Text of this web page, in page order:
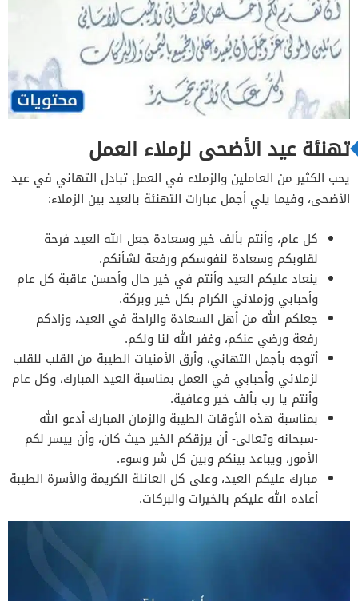
تهنئة عيد الأضحى لزملاء العمل
يحب الكثير من العاملين والزملاء في العمل تبادل التهاني في عيد
الأضحى، وفيما يلي أجمل عبارات التهنئة بالعيد بين الزملاء:
كل عام، وأنتم بألف خير وسعادة جعل الله العيد فرحة
لقلوبكم وسعادة لنفوسكم ورفعة لشأنكم.
ينعاد عليكم العيد وأنتم في خير حال وأحسن عاقبة كل عام
وأحبابي وزملائي الكرام بكل خير وبركة.
جعلكم الله من أهل السعادة والراحة في العيد، وزادكم
رفعة ورضي عنكم، وغفر الله لنا ولكم.
أتوجه بأجمل التهاني، وأرق الأمنيات الطيبة من القلب للقلب
لزملائي وأحبابي في العمل بمناسبة العيد المبارك، وكل عام
وأنتم يا رب بألف خير وعافية.
بمناسبة هذه الأوقات الطيبة والزمان المبارك أدعو الله
-سبحانه وتعالى- أن يرزقكم الخير حيث كان، وأن ييسر لكم
الأمور، ويباعد بينكم وبين كل شر وسوء.
مبارك عليكم العيد، وعلى كل العائلة الكريمة والأسرة الطيبة
أعاده الله عليكم بالخيرات والبركات.